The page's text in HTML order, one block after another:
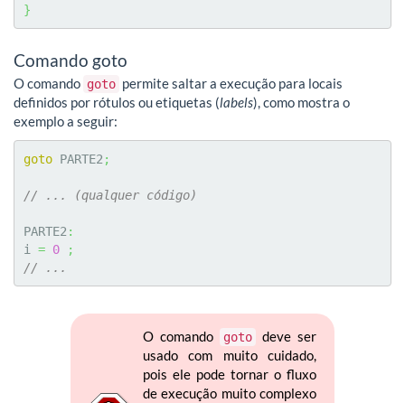
}
Comando goto
O comando goto permite saltar a execução para locais
definidos por rótulos ou etiquetas (labels), como mostra o
exemplo a seguir:
goto PARTE2 ;
// ... (qualquer código)
PARTE2 :
i = 0
;
// ...
O comando goto
deve ser
usado com muito cuidado,
pois ele pode tornar o fluxo
de execução muito complexo